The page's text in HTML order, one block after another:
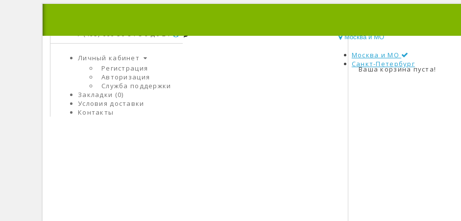
+7 (495) 666-56-84C 9 До 21
Личный кабинет
Регистрация
Авторизация
Служба поддержки
Закладки (0)
Условия доставки
Контакты
Ваша корзина пуста!
Москва и МО
Москва и МО
Санкт-Петербург